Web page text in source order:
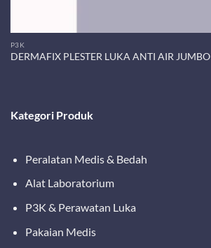
P3K
DERMAFIX PLESTER LUKA ANTI AIR JUMBO
Kategori Produk
Peralatan Medis & Bedah
Alat Laboratorium
P3K & Perawatan Luka
Pakaian Medis